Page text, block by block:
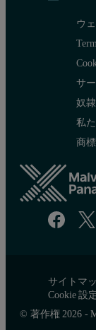
ウ
サ
奴
私
商標
サイトマ
Cookie 設
© 著作権 2026 -